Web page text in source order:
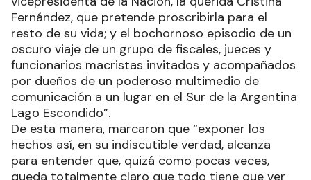
Fernández, que pretende proscribirla para el
resto de su vida; y el bochornoso episodio de un
oscuro viaje de un grupo de fiscales, jueces y
funcionarios macristas invitados y acompañados
por dueños de un poderoso multimedio de
comunicación a un lugar en el Sur de la Argentina
Lago Escondido”.
De esta manera, marcaron que “exponer los
hechos así, en su indiscutible verdad, alcanza
para entender que, quizá como pocas veces,